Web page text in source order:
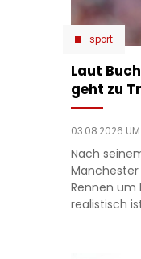
sport
Laut
geht zu
03.08.2026 UM
Nach
Rennen um
realistisch